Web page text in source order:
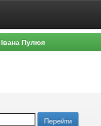
Івана Пулюя